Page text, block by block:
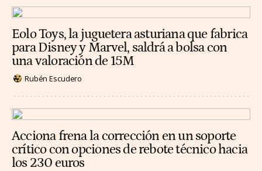
Eolo Toys, la juguetera asturiana que fabrica
para Disney y Marvel, saldrá a bolsa con
una valoración de 15M
Rubén Escudero
Acciona frena la corrección en un soporte
crítico con opciones de rebote técnico hacia
los 230 euros